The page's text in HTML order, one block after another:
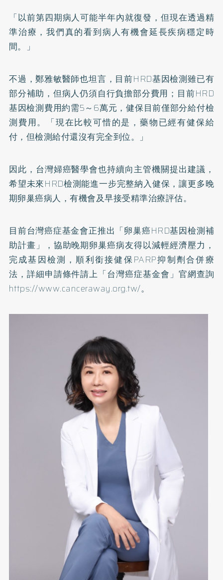
「以前第四期病人可能半年內就復發，但現在透過精
準治療，我們真的看到病人有機會延長疾病穩定時
間。」
不過，鄭雅敏醫師也坦言，目前HRD基因檢測雖已有
部分補助，但病人仍須自行負擔部分費用；目前HRD
基因檢測費用約需5～6萬元，健保目前僅部分給付檢
測費用。「現在比較可惜的是，藥物已經有健保給
付，但檢測給付還沒有完全到位。」
因此，台灣婦癌醫學會也持續向主管機關提出建議，
希望未來HRD檢測能進一步完整納入健保，讓更多晚
期卵巢癌病人，有機會及早接受精準治療評估。
目前台灣癌症基金會正推出「卵巢癌HRD基因檢測補
助計畫」，協助晚期卵巢癌病友得以減輕經濟壓力，
完成基因檢測，順利銜接健保PARP抑制劑合併療
法，詳細申請條件請上「台灣癌症基金會」官網查詢
https://www.canceraway.org.tw/。